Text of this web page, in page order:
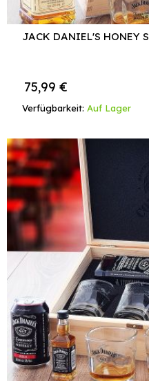
JACK DANIEL'S HONEY
Verfügbarkeit: Auf Lager
75,99 €